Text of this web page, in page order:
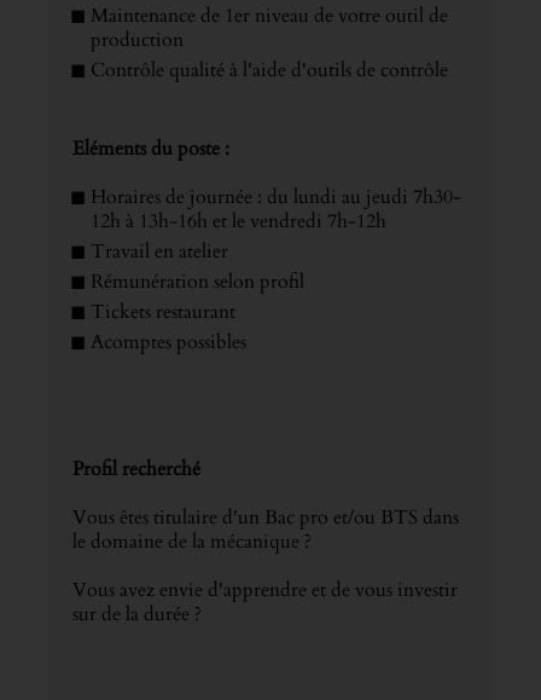
Maintenance de 1er niveau de votre outil de
production
Contrôle qualité à l'aide d'outils de contrôle
Eléments du poste :
Horaires de journée : du lundi au jeudi 7h30-
12h à 13h-16h et le vendredi 7h-12h
Travail en atelier
Rémunération selon profil
Tickets restaurant
Acomptes possibles
Profil recherché
Vous êtes titulaire d'un Bac pro et/ou BTS dans
le domaine de la mécanique ?
Vous avez envie d'apprendre et de vous investir
sur de la durée ?